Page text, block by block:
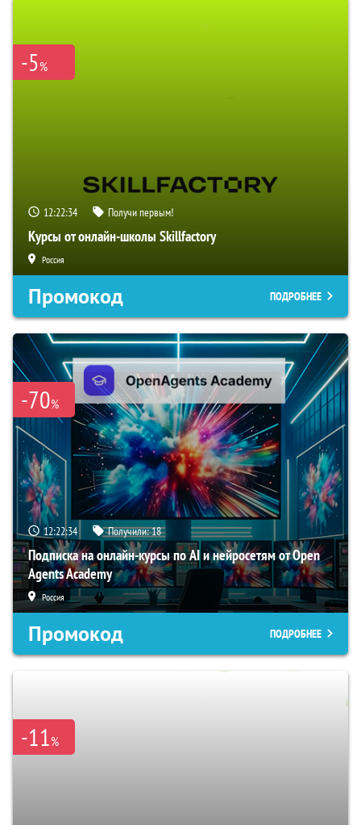
-5%
12:22:33 Получи первым!
Курсы от онлайн-школы Skillfactory
Россия
Промокод ПОДРОБНЕЕ
-70%
12:22:33 Получили:18
Подписка на онлайн-курсы по AI и нейросетям от Open
Agents Academy
Россия
Промокод ПОДРОБНЕЕ
-11%